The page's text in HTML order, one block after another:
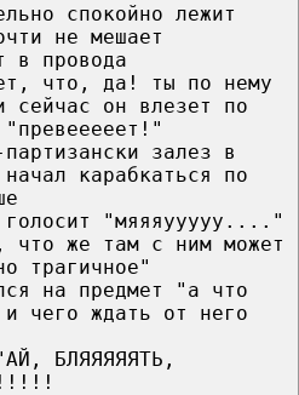
спокойно лежит
не мешает
в провода
что, да! ты по нему
сейчас он влезет по
залез в
карабкаться по
голосит "мяяяууууу...."
что же там с ним может
трагичное"
на предмет "а что
чего ждать от него
БЛЯЯЯЯЯТЬ,